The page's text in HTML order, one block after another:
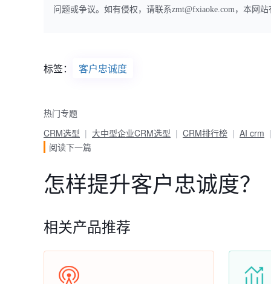
问题或争议。如有侵权，请联系zmt@fxiaoke.com，本网
标签： 客户忠诚度
热门专题
CRM选型
大中型企业CRM选型 CRM排行榜
AI crm
阅读下一篇
怎样提升客户忠诚度？
相关产品推荐